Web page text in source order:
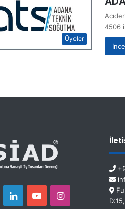
Üyeler
4506